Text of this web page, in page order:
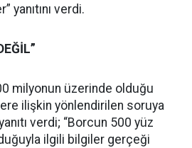
yanıtını verdi.
milyonun üzerinde olduğu
ilişkin yönlendirilen soruya
verdi; “Borcun 500 yüz
ilgili bilgiler gerçeği